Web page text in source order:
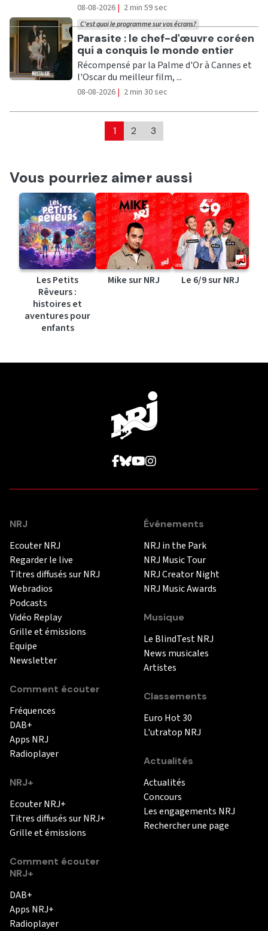
08-08-2026 | 2 min 59 sec
Ecouter
Parasite : le chef-d'œuvre coréen
qui a conquis le monde entier
C'est quoi le programme sur vos écrans?
Récompensé par la Palme d'Or à Cannes et
l'Oscar du meilleur film, ...
08-08-2026 | 2 min 30 sec
1 2 3
Vous pourriez aimer aussi
Les Petits
Rêveurs :
histoires et
aventures pour
enfants
Mike sur NRJ Le 6/9 sur NRJ
NRJ
Ecouter NRJ
Regarder le live
Titres diffusés sur NRJ
Webradios
Podcasts
Vidéo Replay
Grille et émissions
Equipe
Newsletter
Comment écouter
Fréquences
DAB+
Apps NRJ
Radioplayer
NRJ+
Ecouter NRJ+
Titres diffusés sur NRJ+
Grille et émissions
Comment écouter
NRJ+
DAB+
Apps NRJ+
Radioplayer
Événements
NRJ in the Park
NRJ Music Tour
NRJ Creator Night
NRJ Music Awards
Musique
Le BlindTest NRJ
News musicales
Artistes
Classements
Euro Hot 30
L'utratop NRJ
Actualités
Actualités
Concours
Les engagements NRJ
Rechercher une page